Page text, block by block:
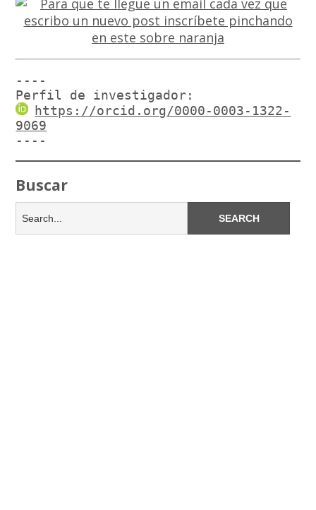
----
Perfil de investigador:
https://orcid.org/0000-0003-1322-
9069
----
Buscar